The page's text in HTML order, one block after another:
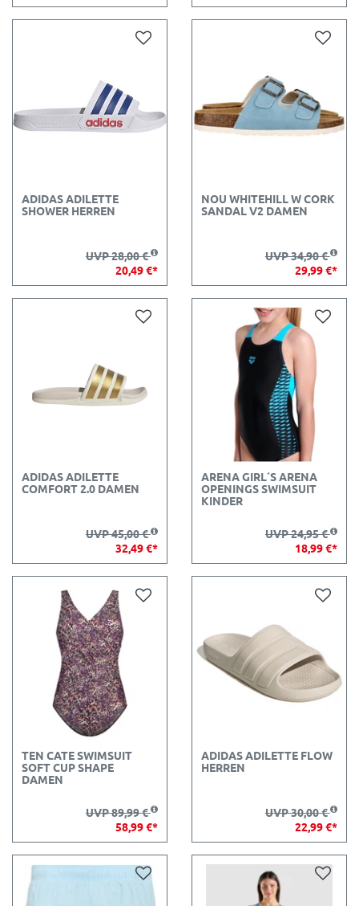
ADIDAS ADILETTE
SHOWER HERREN
UVP 28,00 €
20,49 €*
NOU WHITEHILL W CORK
SANDAL V2 DAMEN
UVP 34,90 €
29,99 €*
ADIDAS ADILETTE
COMFORT 2.0 DAMEN
UVP 45,00 €
32,49 €*
ARENA GIRL´S ARENA
OPENINGS SWIMSUIT
KINDER
UVP 24,95 €
18,99 €*
TEN CATE SWIMSUIT
SOFT CUP SHAPE
DAMEN
UVP 89,99 €
58,99 €*
ADIDAS ADILETTE FLOW
HERREN
UVP 30,00 €
22,99 €*